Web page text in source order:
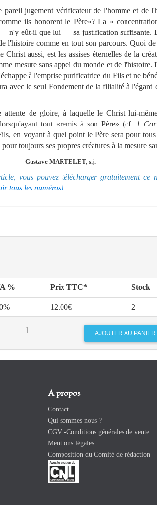
pareil jugement vérificateur de l'hommeet de
meils honorent le Père»? La «
n'y eût-il que lui — sa justification suffisante.
l'histoire comme en tout son parcours. Quoi
Christ aussi, est lesassises éternelles de la
me mesure sans appel du monde etde l'histoire.
à l'emprise purificatrice du Fils et ne
avec le seul Fondement de la filialité à l'égard
attente de gloire, à laquelle leChrist lui-même
tout «remis à son Père» (cf. 1
en voyant à quel point le Père sera pour
tou­jours ses propres créatures à la mesure
Gustave MARTELET, s.j.
vous pouvez télécharger gratuitement ce
tous les numéros!
% Prix TTC* Stock
12.00€ 2
A propos
Contact
Qui sommes nous ?
CGV -Conditions générales de vente
Mentions légales
Composition du Comité de rédaction